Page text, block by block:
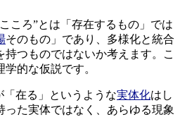
ころ”とは「存在するもの」では
そのもの」であり、多様化と統合
つものではないか考えます。こ
的な仮説です。
「在る」というような実体化はし
った実体ではなく、あらゆる現象